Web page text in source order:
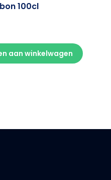
100cl
aan winkelwagen